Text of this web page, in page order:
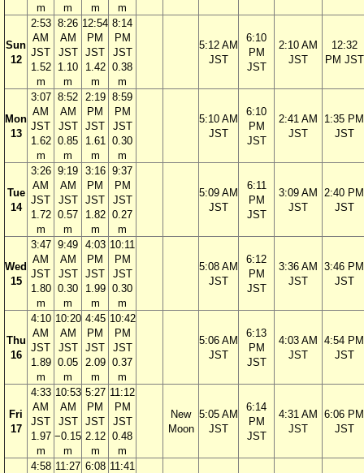
m
m
m
m
Sun
12
2:53
AM
JST
1.52
m
8:26
AM
JST
1.10
m
12:54
PM
JST
1.42
m
8:14
PM
JST
0.38
m
5:12 AM
JST
6:10
PM
JST
2:10 AM
JST
12:32
PM JST
Mon
13
3:07
AM
JST
1.62
m
8:52
AM
JST
0.85
m
2:19
PM
JST
1.61
m
8:59
PM
JST
0.30
m
5:10 AM
JST
6:10
PM
JST
2:41 AM
JST
1:35 PM
JST
Tue
14
3:26
AM
JST
1.72
m
9:19
AM
JST
0.57
m
3:16
PM
JST
1.82
m
9:37
PM
JST
0.27
m
5:09 AM
JST
6:11
PM
JST
3:09 AM
JST
2:40 PM
JST
Wed
15
3:47
AM
JST
1.80
m
9:49
AM
JST
0.30
m
4:03
PM
JST
1.99
m
10:11
PM
JST
0.30
m
5:08 AM
JST
6:12
PM
JST
3:36 AM
JST
3:46 PM
JST
Thu
16
4:10
AM
JST
1.89
m
10:20
AM
JST
0.05
m
4:45
PM
JST
2.09
m
10:42
PM
JST
0.37
m
5:06 AM
JST
6:13
PM
JST
4:03 AM
JST
4:54 PM
JST
Fri
17
4:33
AM
JST
1.97
m
10:53
AM
JST
−0.15
m
5:27
PM
JST
2.12
m
11:12
PM
JST
0.48
m
New
Moon
5:05 AM
JST
6:14
PM
JST
4:31 AM
JST
6:06 PM
JST
4:58 11:27 6:08 11:41